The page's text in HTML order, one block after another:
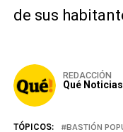
de sus
REDACCIÓN
Qué
TÓPICOS: BASTIÓN